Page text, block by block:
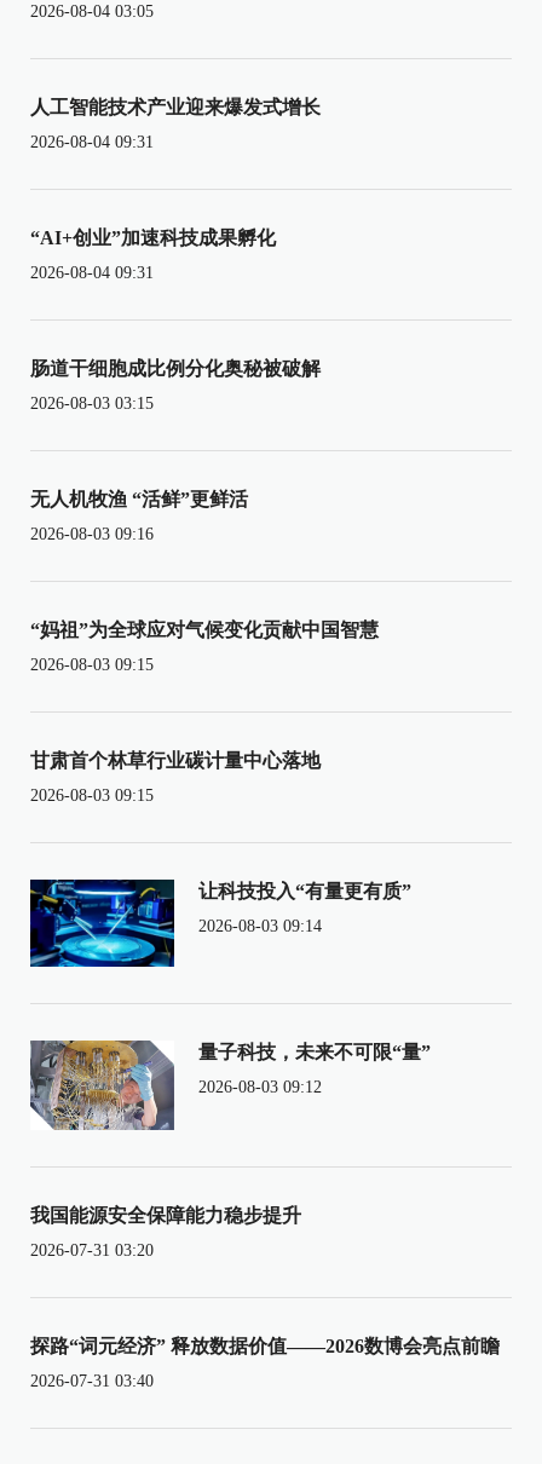
2026-08-04 03:05
人工智能技术产业迎来爆发式增长
2026-08-04 09:31
“AI+创业”加速科技成果孵化
2026-08-04 09:31
肠道干细胞成比例分化奥秘被破解
2026-08-03 03:15
无人机牧渔 “活鲜”更鲜活
2026-08-03 09:16
“妈祖”为全球应对气候变化贡献中国智慧
2026-08-03 09:15
甘肃首个林草行业碳计量中心落地
2026-08-03 09:15
让科技投入“有量更有质”
2026-08-03 09:14
量子科技，未来不可限“量”
2026-08-03 09:12
我国能源安全保障能力稳步提升
2026-07-31 03:20
探路“词元经济” 释放数据价值——2026数博会亮点前瞻
2026-07-31 03:40